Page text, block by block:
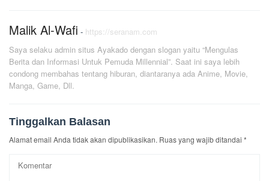
Malik Al-Wafi - https://seranam.com
Saya selaku admin situs Ayakado dengan slogan yaitu “Mengulas
Berita dan Informasi Untuk Pemuda Millennial”. Saat ini saya lebih
condong membahas tentang hiburan, diantaranya ada Anime, Movie,
Manga, Game, Dll.
Tinggalkan Balasan
Alamat email Anda tidak akan dipublikasikan. Ruas yang wajib ditandai *